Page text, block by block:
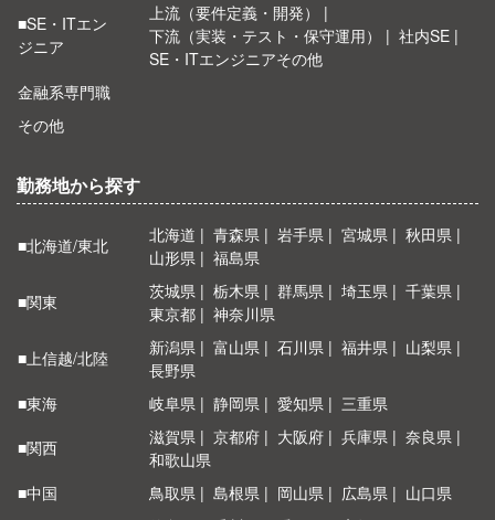
■SE・ITエン
ジニア
上流（要件定義・開発）
下流（実装・テスト・保守運用）
社内SE
SE・ITエンジニアその他
金融系専門職
その他
勤務地から探す
■北海道/東北 北海道 青森県 岩手県 宮城県
秋田県
山形県
福島県
■関東
茨城県 栃木県 群馬県 埼玉県
千葉県
東京都
神奈川県
■上信越/北陸
新潟県 富山県 石川県 福井県
山梨県
長野県
■東海
岐阜県 静岡県 愛知県
三重県
■関西
滋賀県 京都府 大阪府 兵庫県
奈良県
和歌山県
■中国
鳥取県 島根県 岡山県 広島県
山口県